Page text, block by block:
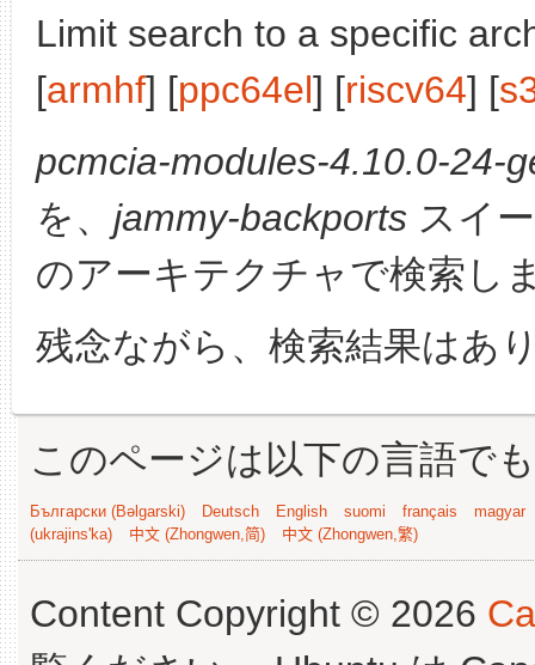
Limit search to a specific
[armhf] [ppc64el] [riscv64] [
pcmcia-modules-4.10.0-24-
を、 jammy-backports スイ
のアーキテクチャで検索し
残念ながら、検索結果はあ
このページは以下の言語で
Български (Bəlgarski) Deutsch English suomi français
magyar
(ukrajins'ka)
中文 (Zhongwen,简) 中文 (Zhongwen,繁)
Content Copyright © 2026